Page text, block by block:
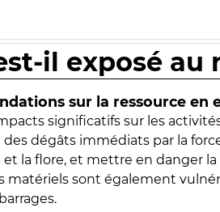
il exposé au
sur la ressource en
significatifs sur les
des dégâts immédiats par la
la flore, et mettre en danger
matériels sont également